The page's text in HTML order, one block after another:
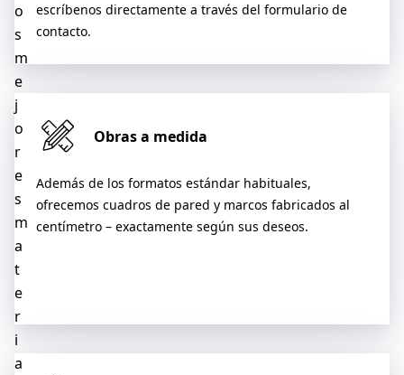
o
s
m
e
j
o
r
e
s
m
a
t
e
r
i
a
escríbenos directamente a través del formulario de
contacto.
Obras a medida
Además de los formatos estándar habituales,
ofrecemos cuadros de pared y marcos fabricados al
centímetro – exactamente según sus deseos.